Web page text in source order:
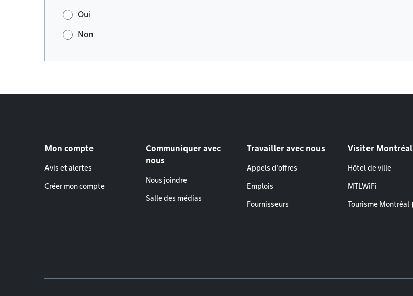
Oui
Non
Mon compte
Avis et alertes
Créer mon compte
Communiquer avec
nous
Nous joindre
Salle des médias
Travailler avec nous
Appels d'offres
Emplois
Fournisseurs
Visiter Montréal
Hôtel de ville
MTLWiFi
Tourisme Montréal